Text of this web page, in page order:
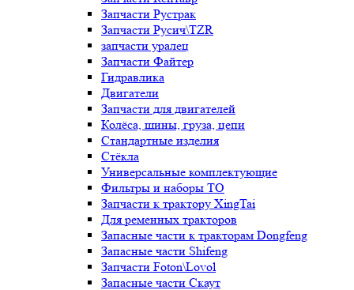
Запчасти Рустрак
Запчасти Русич\TZR
запчасти уралец
Запчасти Файтер
Гидравлика
Двигатели
Запчасти для двигателей
Колёса, шины, груза, цепи
Стандартные изделия
Стёкла
Универсальные комплектующие
Фильтры и наборы ТО
Запчасти к трактору XingTai
Для ременных тракторов
Запасные части к тракторам Dongfeng
Запасные части Shifeng
Запчасти Foton\Lovol
Запасные части Скаут